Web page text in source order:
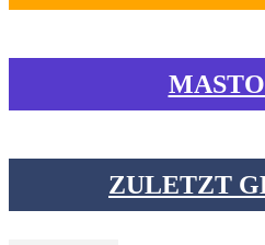
ZULETZT